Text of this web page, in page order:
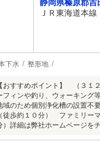
静岡県榛原郡吉
ＪＲ東海道本
下水 整形地
【おすすめポイント】 （３１
フィンや釣り、ウォーキン
域のため個別浄化槽の設置不
（徒歩約１０分） ファミリー
）詳細は弊社ホームページを